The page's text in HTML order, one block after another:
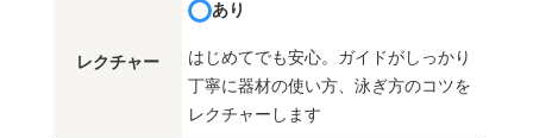
レクチャー
あり
はじめてでも安心。ガイドがしっかり
丁寧に器材の使い方、泳ぎ方のコツを
レクチャーします